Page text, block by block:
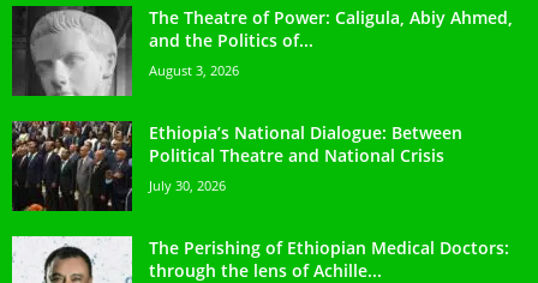
The Theatre of Power: Caligula, Abiy Ahmed,
and the Politics of...
August 3, 2026
Ethiopia’s National Dialogue: Between
Political Theatre and National Crisis
July 30, 2026
The Perishing of Ethiopian Medical Doctors:
through the lens of Achille...